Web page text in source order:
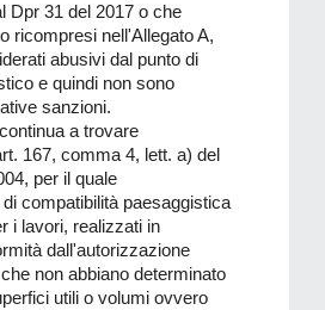
Dpr 31 del 2017 o che
ricompresi nell'Allegato A,
abusivi dal punto di
e quindi non sono
sanzioni.
a trovare
167, comma 4, lett. a) del
per il quale
di compatibilità paesaggistica
i lavori, realizzati in
dall'autorizzazione
non abbiano determinato
utili o volumi ovvero